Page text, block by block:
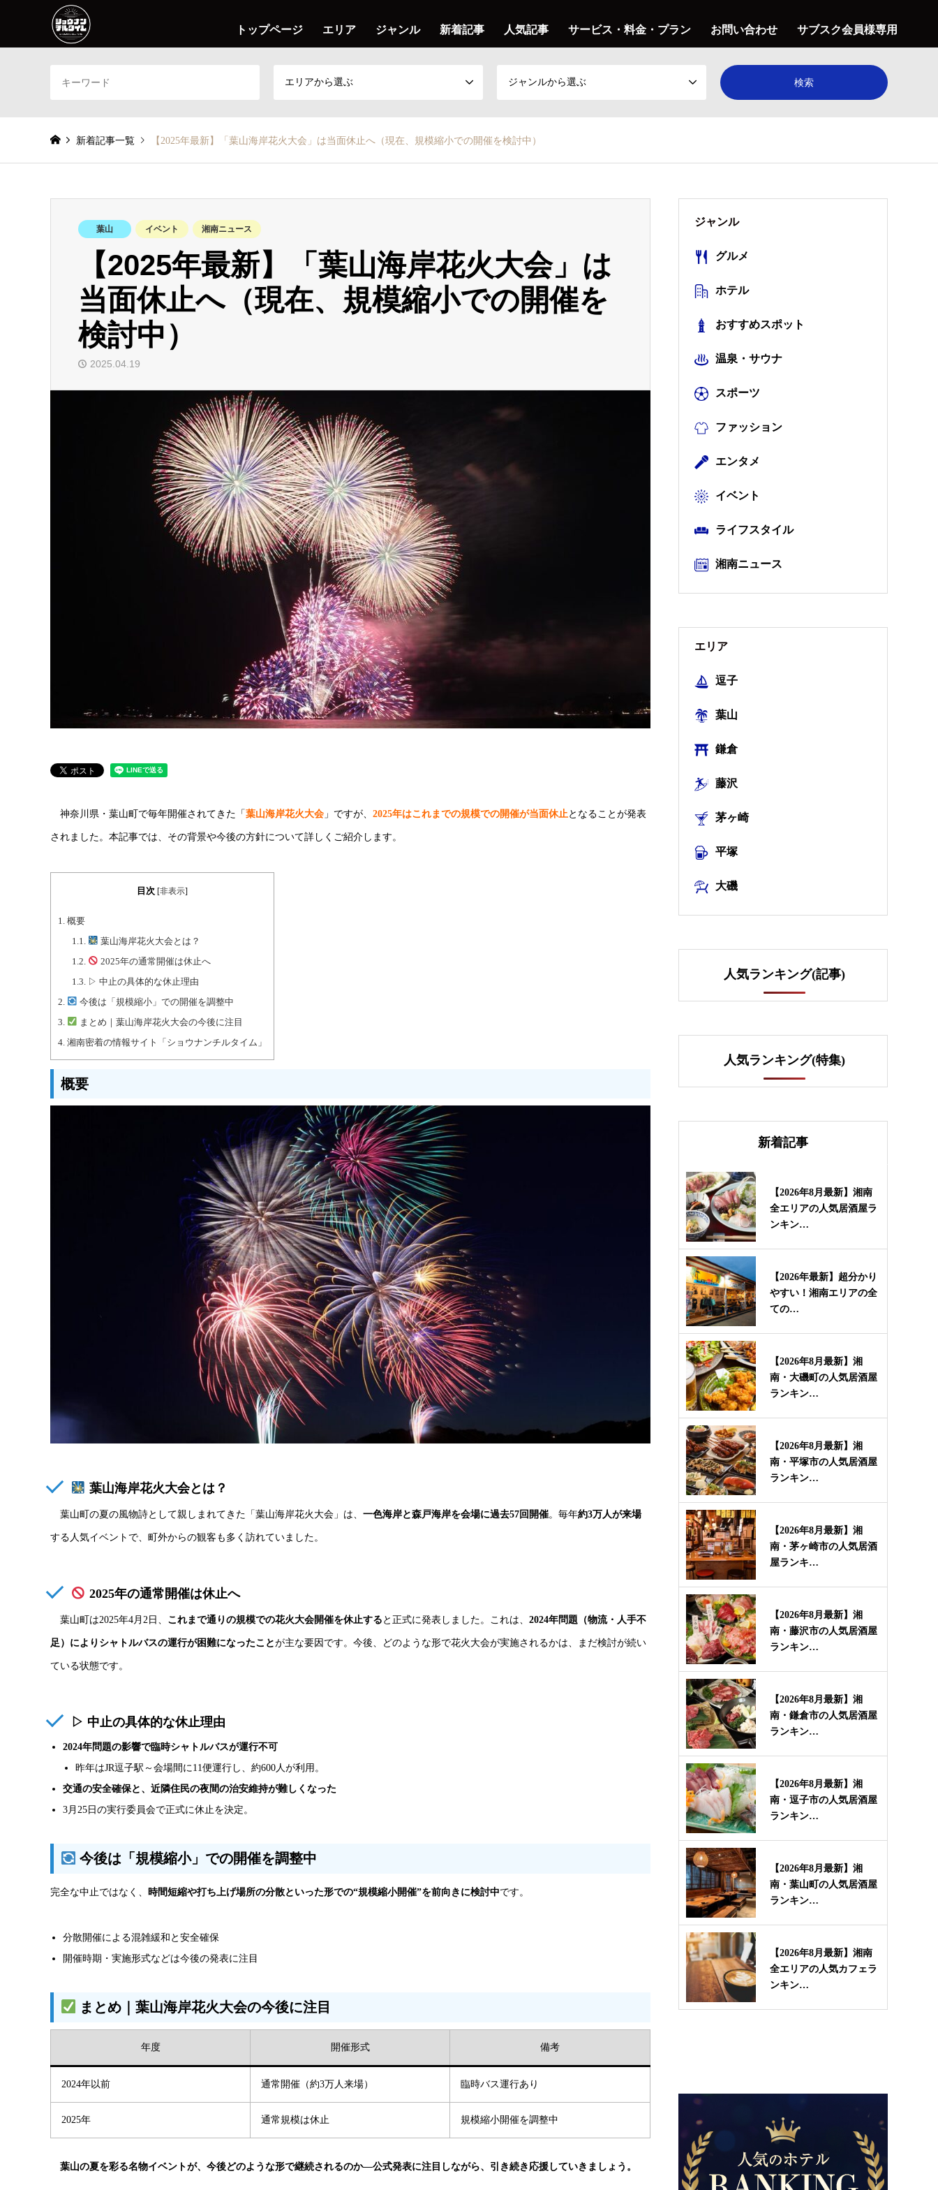
トップページ エリア ジャンル 新着記事 人気記事 サービス・料金・プラン お問い合わせ サブスク会員様専用
エリアから選ぶ ジャンルから選ぶ
新着記事一覧 【2025年最新】「葉山海岸花火大会」は当面休止へ（現在、規模縮小での開催を検討中）
葉山 イベント 湘南ニュース
【2025年最新】「葉山海岸花火大会」は
当面休止へ（現在、規模縮小での開催を
検討中）
2025.04.19
神奈川県・葉山町で毎年開催されてきた「 葉山海岸花火大会 」ですが、 2025年はこれまでの規模での開催が当面休止となることが発表
されました。本記事では、その背景や今後の方針について詳しくご紹介します。
目次 [非表示]
1. 概要
1.1.
葉山海岸花火大会とは？
1.2.
2025年の通常開催は休止へ
1.3. ▷ 中止の具体的な休止理由
2.
今後は「規模縮小」での開催を調整中
3.
まとめ｜葉山海岸花火大会の今後に注目
4. 湘南密着の情報サイト「ショウナンチルタイム」
概要
葉山海岸花火大会とは？
葉山町の夏の風物詩として親しまれてきた「葉山海岸花火大会」は、 一色海岸と森戸海岸を会場に過去57回開催。毎年約3万人が来場
する人気イベントで、町外からの観客も多く訪れていました。
2025年の通常開催は休止へ
葉山町は2025年4月2日、 これまで通りの規模での花火大会開催を休止する と正式に発表しました。これは、 2024年問題（物流・人手不
足）によりシャトルバスの運行が困難になったことが主な要因です。今後、どのような形で花火大会が実施されるかは、まだ検討が続い
ている状態です。
▷ 中止の具体的な休止理由
2024年問題の影響で臨時シャトルバスが運行不可
昨年はJR逗子駅～会場間に11便運行し、約600人が利用。
交通の安全確保と、近隣住民の夜間の治安維持が難しくなった
3月25日の実行委員会で正式に休止を決定。
今後は「規模縮小」での開催を調整中
完全な中止ではなく、 時間短縮や打ち上げ場所の分散といった形での“規模縮小開催”を前向きに検討中です。
分散開催による混雑緩和と安全確保
開催時期・実施形式などは今後の発表に注目
まとめ｜葉山海岸花火大会の今後に注目
年度 開催形式 備考
2024年以前 通常開催（約3万人来場） 臨時バス運行あり
2025年 通常規模は休止 規模縮小開催を調整中
葉山の夏を彩る名物イベントが、今後どのような形で継続されるのか—公式発表に注目しながら、引き続き応援していきましょう。
ジャンル
グルメ
ホテル
おすすめスポット
温泉・サウナ
スポーツ
ファッション
エンタメ
イベント
ライフスタイル
湘南ニュース
エリア
逗子
葉山
鎌倉
藤沢
茅ヶ崎
平塚
大磯
人気ランキング(記事)
人気ランキング(特集)
新着記事
【2026年8月最新】湘南
全エリアの人気居酒屋ラ
ンキン…
【2026年最新】超分かり
やすい！湘南エリアの全
ての…
【2026年8月最新】湘
南・大磯町の人気居酒屋
ランキン…
【2026年8月最新】湘
南・平塚市の人気居酒屋
ランキン…
【2026年8月最新】湘
南・茅ヶ崎市の人気居酒
屋ランキ…
【2026年8月最新】湘
南・藤沢市の人気居酒屋
ランキン…
【2026年8月最新】湘
南・鎌倉市の人気居酒屋
ランキン…
【2026年8月最新】湘
南・逗子市の人気居酒屋
ランキン…
【2026年8月最新】湘
南・葉山町の人気居酒屋
ランキン…
【2026年8月最新】湘南
全エリアの人気カフェラ
ンキン…